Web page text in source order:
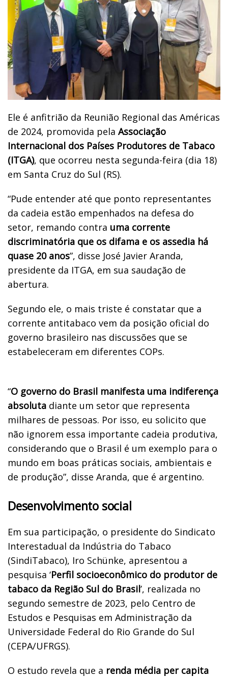
Ele é anfitrião da Reunião Regional das Américas
de 2024, promovida pela Associação
Internacional dos Países Produtores de Tabaco
(ITGA), que ocorreu nesta segunda-feira (dia 18)
em Santa Cruz do Sul (RS).
“Pude entender até que ponto representantes
da cadeia estão empenhados na defesa do
setor, remando contra uma corrente
discriminatória que os difama e os assedia há
quase 20 anos”, disse José Javier Aranda,
presidente da ITGA, em sua saudação de
abertura.
Segundo ele, o mais triste é constatar que a
corrente antitabaco vem da posição oficial do
governo brasileiro nas discussões que se
estabeleceram em diferentes COPs.
“O governo do Brasil manifesta uma indiferença
absoluta diante um setor que representa
milhares de pessoas. Por isso, eu solicito que
não ignorem essa importante cadeia produtiva,
considerando que o Brasil é um exemplo para o
mundo em boas práticas sociais, ambientais e
de produção”, disse Aranda, que é argentino.
Desenvolvimento social
Em sua participação, o presidente do Sindicato
Interestadual da Indústria do Tabaco
(SindiTabaco), Iro Schünke, apresentou a
pesquisa ‘Perfil socioeconômico do produtor de
tabaco da Região Sul do Brasil’, realizada no
segundo semestre de 2023, pelo Centro de
Estudos e Pesquisas em Administração da
Universidade Federal do Rio Grande do Sul
(CEPA/UFRGS).
O estudo revela que a renda média per capita